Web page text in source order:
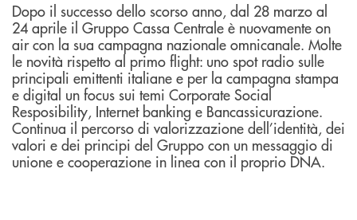
Dopo il successo dello scorso anno, dal 28 marzo al
24 aprile il Gruppo Cassa Centrale è nuovamente on
air con la sua campagna nazionale omnicanale. Molte
le novità rispetto al primo flight: uno spot radio sulle
principali emittenti italiane e per la campagna stampa
e digital un focus sui temi Corporate Social
Resposibility, Internet banking e Bancassicurazione.
Continua il percorso di valorizzazione dell’identità, dei
valori e dei principi del Gruppo con un messaggio di
unione e cooperazione in linea con il proprio DNA.